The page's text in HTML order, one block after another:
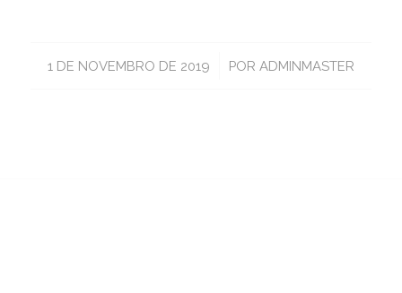
1 DE NOVEMBRO DE 2019
/ POR ADMINMASTER